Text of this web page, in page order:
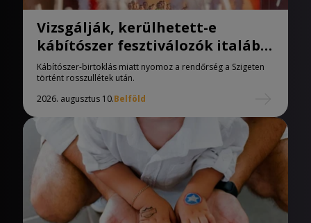
Vizsgálják, kerülhetett-e
kábítószer fesztiválozók italába
a Szigeten
Kábítószer-birtoklás miatt nyomoz a rendőrség a Szigeten
történt rosszullétek után.
2026. augusztus 10.Belföld